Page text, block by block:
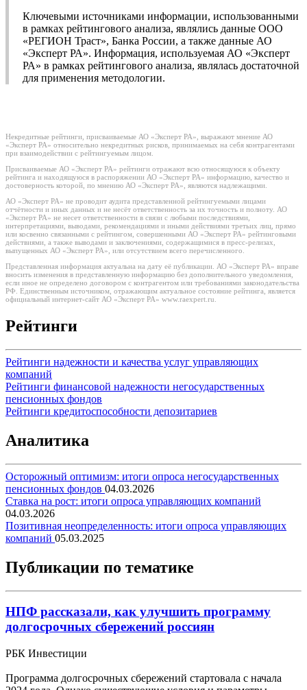
Ключевыми источниками информации, использованными
в рамках рейтингового анализа, являлись данные ООО
«РЕГИОН Траст», Банка России, а также данные АО
«Эксперт РА». Информация, используемая АО «Эксперт
РА» в рамках рейтингового анализа, являлась достаточной
для применения методологии.
Некредитные рейтинги, присваиваемые АО «Эксперт РА», выражают мнение АО
«Эксперт РА» относительно некредитных рисков, принимаемых на себя контрагентами
при взаимодействии с рейтингуемым лицом.
Присваиваемые АО «Эксперт РА» рейтинги отражают всю относящуюся к объекту
рейтинга и находящуюся в распоряжении АО «Эксперт РА» информацию, качество и
достоверность которой, по мнению АО «Эксперт РА», являются надлежащими.
АО «Эксперт РА» не проводит аудита представленной рейтингуемыми лицами
отчётности и иных данных и не несёт ответственность за их точность и полноту. АО
«Эксперт РА» не несет ответственности в связи с любыми последствиями,
интерпретациями, выводами, рекомендациями и иными действиями третьих лиц, прямо
или косвенно связанными с рейтингом, совершенными АО «Эксперт РА» рейтинговыми
действиями, а также выводами и заключениями, содержащимися в пресс-релизах,
выпущенных АО «Эксперт РА», или отсутствием всего перечисленного.
Представленная информация актуальна на дату её публикации. АО «Эксперт РА» вправе
вносить изменения в представленную информацию без дополнительного уведомления,
если иное не определено договором с контрагентом или требованиями законодательства
РФ. Единственным источником, отражающим актуальное состояние рейтинга, является
официальный интернет-сайт АО «Эксперт РА» www.raexpert.ru.
Рейтинги
Рейтинги надежности и качества услуг управляющих
компаний
Рейтинги финансовой надежности негосударственных
пенсионных фондов
Рейтинги кредитоспособности депозитариев
Аналитика
Осторожный оптимизм: итоги опроса негосударственных
пенсионных фондов 04.03.2026
Ставка на рост: итоги опроса управляющих компаний
04.03.2026
Позитивная неопределенность: итоги опроса управляющих
компаний 05.03.2025
Публикации по тематике
НПФ рассказали, как улучшить программу
долгосрочных сбережений россиян
РБК Инвестиции
Программа долгосрочных сбережений стартовала с начала